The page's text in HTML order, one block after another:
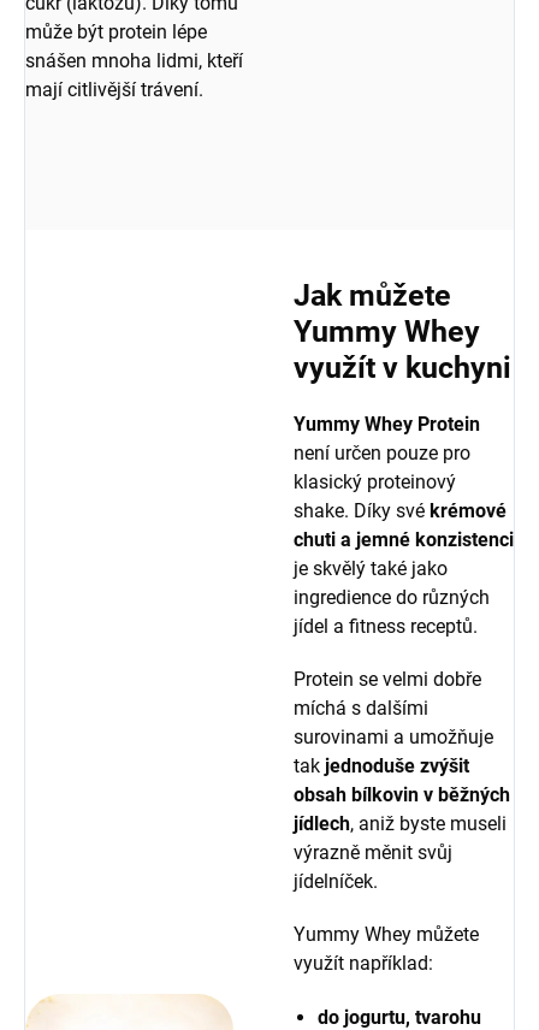
může být protein lépe
snášen mnoha lidmi, kteří
mají citlivější trávení.
Jak můžete
Yummy Whey
využít v kuchyni
Yummy Whey Protein
není určen pouze pro
klasický proteinový
shake. Díky své krémové
chuti a jemné konzistenci
je skvělý také jako
ingredience do různých
jídel a fitness receptů.
Protein se velmi dobře
míchá s dalšími
surovinami a umožňuje
tak jednoduše zvýšit
obsah bílkovin v běžných
jídlech, aniž byste museli
výrazně měnit svůj
jídelníček.
Yummy Whey můžete
využít například:
do jogurtu, tvarohu